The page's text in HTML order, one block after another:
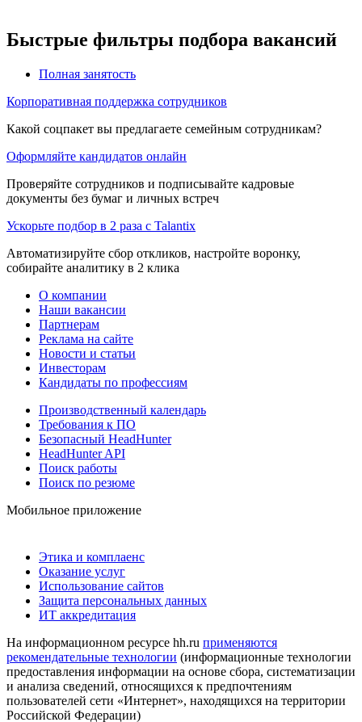
Быстрые фильтры подбора вакансий
Полная занятость
Корпоративная поддержка сотрудников
Какой соцпакет вы предлагаете семейным сотрудникам?
Оформляйте кандидатов онлайн
Проверяйте сотрудников и подписывайте кадровые
документы без бумаг и личных встреч
Ускорьте подбор в 2 раза с Talantix
Автоматизируйте сбор откликов, настройте воронку,
собирайте аналитику в 2 клика
О компании
Наши вакансии
Партнерам
Реклама на сайте
Новости и статьи
Инвесторам
Кандидаты по профессиям
Производственный календарь
Требования к ПО
Безопасный HeadHunter
HeadHunter API
Поиск работы
Поиск по резюме
Мобильное приложение
Этика и комплаенс
Оказание услуг
Использование сайтов
Защита персональных данных
ИТ аккредитация
На информационном ресурсе hh.ru применяются
рекомендательные технологии (информационные технологии
предоставления информации на основе сбора, систематизации
и анализа сведений, относящихся к предпочтениям
пользователей сети «Интернет», находящихся на территории
Российской Федерации)